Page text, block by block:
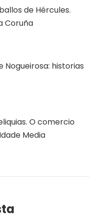
de Hércules.
Coruña
Nogueirosa: historias
O comercio
Media